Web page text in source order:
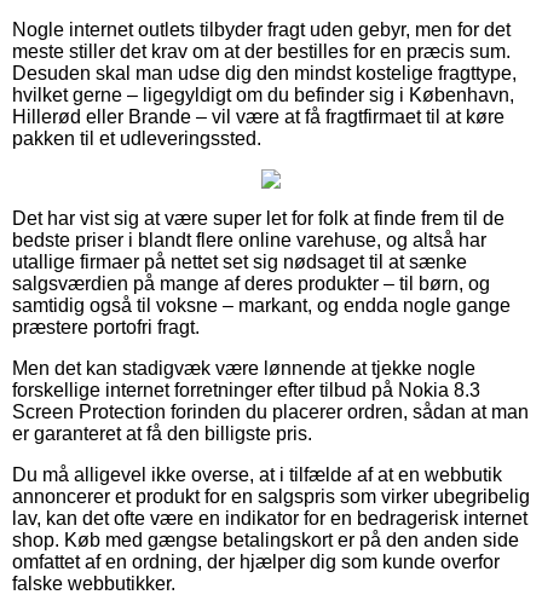
Nogle internet outlets tilbyder fragt uden gebyr, men for det
meste stiller det krav om at der bestilles for en præcis sum.
Desuden skal man udse dig den mindst kostelige fragttype,
hvilket gerne – ligegyldigt om du befinder sig i København,
Hillerød eller Brande – vil være at få fragtfirmaet til at køre
pakken til et udleveringssted.
Det har vist sig at være super let for folk at finde frem til de
bedste priser i blandt flere online varehuse, og altså har
utallige firmaer på nettet set sig nødsaget til at sænke
salgsværdien på mange af deres produkter – til børn, og
samtidig også til voksne – markant, og endda nogle gange
præstere portofri fragt.
Men det kan stadigvæk være lønnende at tjekke nogle
forskellige internet forretninger efter tilbud på Nokia 8.3
Screen Protection forinden du placerer ordren, sådan at man
er garanteret at få den billigste pris.
Du må alligevel ikke overse, at i tilfælde af at en webbutik
annoncerer et produkt for en salgspris som virker ubegribelig
lav, kan det ofte være en indikator for en bedragerisk internet
shop. Køb med gængse betalingskort er på den anden side
omfattet af en ordning, der hjælper dig som kunde overfor
falske webbutikker.